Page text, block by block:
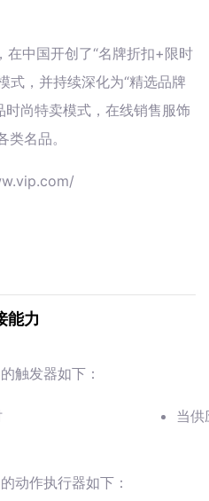
中国开创了“名牌折扣+限时
式，并持续深化为“精选品牌
尚特卖模式，在线销售服饰
名品。
能力
触发器如下：
当供
动作执行器如下：